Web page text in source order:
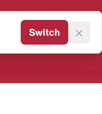
Sneaker
Switch ×